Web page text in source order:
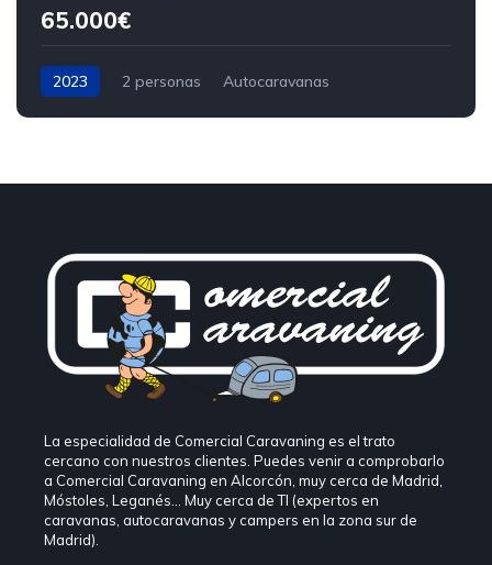
65.000€
2023 2 personas Autocaravanas
La especialidad de Comercial Caravaning es el trato
cercano con nuestros clientes. Puedes venir a comprobarlo
a Comercial Caravaning en Alcorcón, muy cerca de Madrid,
Móstoles, Leganés… Muy cerca de TI (expertos en
caravanas, autocaravanas y campers en la zona sur de
Madrid).